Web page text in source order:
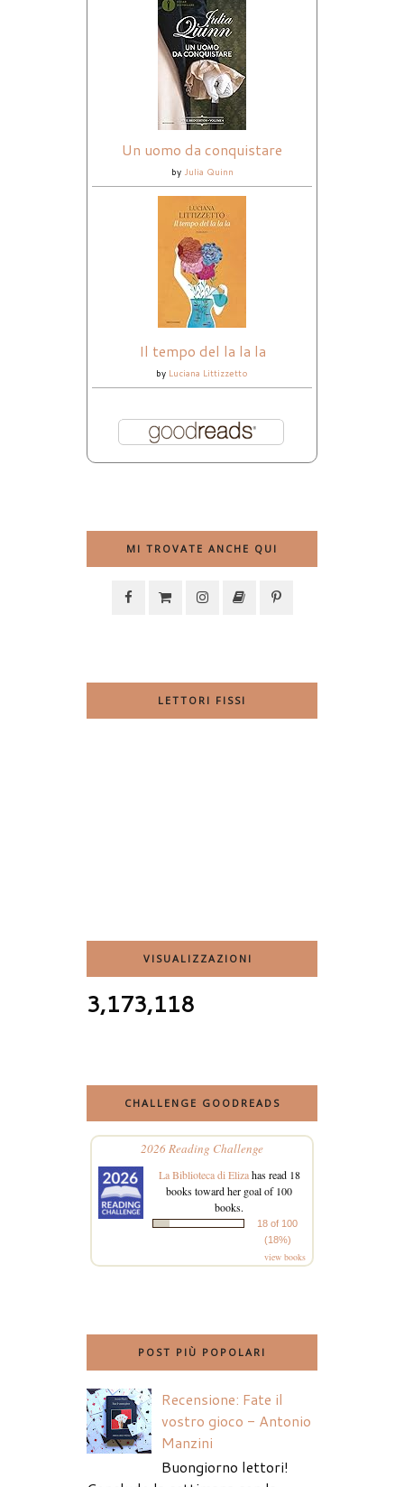
Un uomo da conquistare
by Julia Quinn
Il tempo del la la la
by Luciana Littizzetto
MI TROVATE ANCHE QUI
LETTORI FISSI
VISUALIZZAZIONI
3,173,118
CHALLENGE GOODREADS
2026 Reading Challenge
La Biblioteca di Elizahas read 18
books toward her goal of 100
books.
18 of 100
(18%)
view books
POST PIÙ POPOLARI
Recensione: Fate il
vostro gioco - Antonio
Manzini
Buongiorno lettori!